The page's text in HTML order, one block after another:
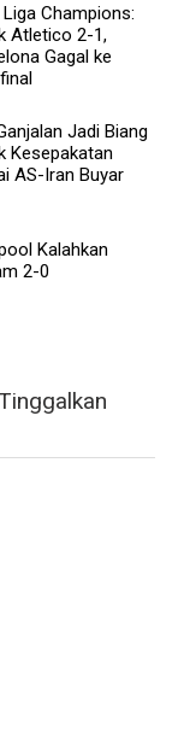
Champions:
Atletico 2-1,
Gagal ke
Jadi Biang
Kesepakatan
AS-Iran Buyar
Kalahkan
2-0